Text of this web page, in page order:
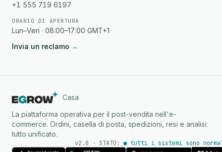
+1 555 719 6197
ORARIO DI APERTURA
Lun–Ven · 08:00–17:00 GMT+1
Invia un reclamo →
Casa
La piattaforma operativa per il post-vendita nell'e-
commerce. Ordini, casella di posta, spedizioni, resi e analisi:
tutto unificato.
v2.0 · STATO: ● tutti i sistemi sono